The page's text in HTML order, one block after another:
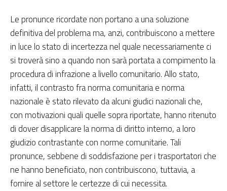
Le pronunce ricordate non portano a una soluzione
definitiva del problema ma, anzi, contribuiscono a mettere
in luce lo stato di incertezza nel quale necessariamente ci
si troverà sino a quando non sarà portata a compimento la
procedura di infrazione a livello comunitario. Allo stato,
infatti, il contrasto fra norma comunitaria e norma
nazionale è stato rilevato da alcuni giudici nazionali che,
con motivazioni quali quelle sopra riportate, hanno ritenuto
di dover disapplicare la norma di diritto interno, a loro
giudizio contrastante con norme comunitarie. Tali
pronunce, sebbene di soddisfazione per i trasportatori che
ne hanno beneficiato, non contribuiscono, tuttavia, a
fornire al settore le certezze di cui necessita.